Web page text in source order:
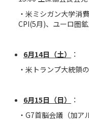
・米ミシガン大学消
CPI(5月)、ユーロ圏
6月14日（土）
：
・米トランプ大統領
6月15日（日）
：
・G7首脳会議（加ア